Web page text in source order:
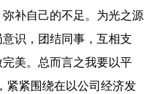
补自己的不足。为光之源
识，团结同事，互相支
美。总而言之我要以平
紧紧围绕在以公司经济发